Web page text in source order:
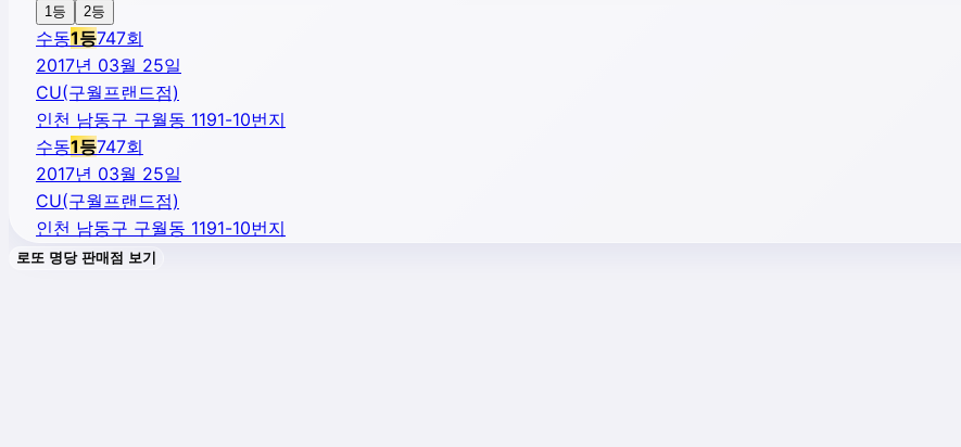
1등 2등
수동1등747회
2017년 03월 25일
CU(구월프랜드점)
인천 남동구 구월동 1191-10번지
수동1등747회
2017년 03월 25일
CU(구월프랜드점)
인천 남동구 구월동 1191-10번지
로또 명당 판매점 보기